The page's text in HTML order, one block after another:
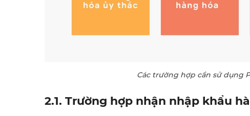
Các trường hợp cần sử dụng
2.1. Trường hợp nhận nhập khẩu